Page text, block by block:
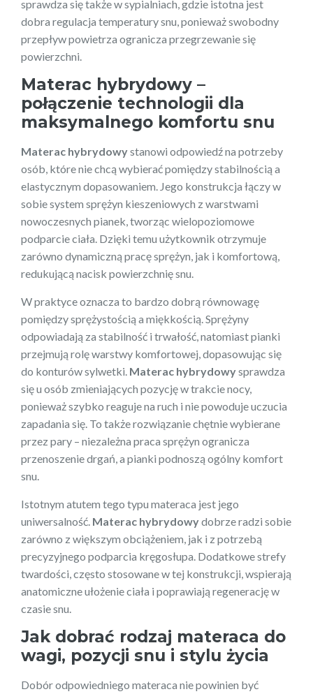
sprawdza się także w sypialniach, gdzie istotna jest
dobra regulacja temperatury snu, ponieważ swobodny
przepływ powietrza ogranicza przegrzewanie się
powierzchni.
Materac hybrydowy –
połączenie technologii dla
maksymalnego komfortu snu
Materac hybrydowystanowi odpowiedź na potrzeby
osób, które nie chcą wybierać pomiędzy stabilnością a
elastycznym dopasowaniem. Jego konstrukcja łączy w
sobie system sprężyn kieszeniowych z warstwami
nowoczesnych pianek, tworząc wielopoziomowe
podparcie ciała. Dzięki temu użytkownik otrzymuje
zarówno dynamiczną pracę sprężyn, jak i komfortową,
redukującą nacisk powierzchnię snu.
W praktyce oznacza to bardzo dobrą równowagę
pomiędzy sprężystością a miękkością. Sprężyny
odpowiadają za stabilność i trwałość, natomiast pianki
przejmują rolę warstwy komfortowej, dopasowując się
do konturów sylwetki. Materac hybrydowysprawdza
się u osób zmieniających pozycję w trakcie nocy,
ponieważ szybko reaguje na ruch i nie powoduje uczucia
zapadania się. To także rozwiązanie chętnie wybierane
przez pary – niezależna praca sprężyn ogranicza
przenoszenie drgań, a pianki podnoszą ogólny komfort
snu.
Istotnym atutem tego typu materaca jest jego
uniwersalność. Materac hybrydowydobrze radzi sobie
zarówno z większym obciążeniem, jak i z potrzebą
precyzyjnego podparcia kręgosłupa. Dodatkowe strefy
twardości, często stosowane w tej konstrukcji, wspierają
anatomiczne ułożenie ciała i poprawiają regenerację w
czasie snu.
Jak dobrać rodzaj materaca do
wagi, pozycji snu i stylu życia
Dobór odpowiedniego materaca nie powinien być